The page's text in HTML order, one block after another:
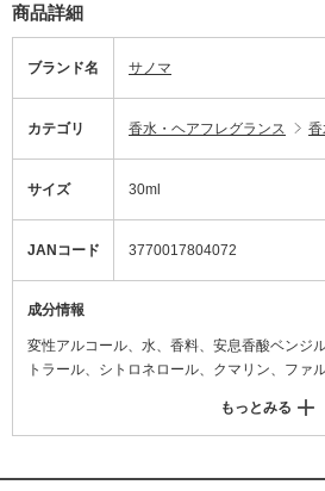
商品詳細
ブランド名 サノマ
カテゴリ 香水・ヘアフレグランス 香
サイズ 30ml
JANコード 3770017804072
成分情報
変性アルコール、水、香料、安息香酸ベンジ
トラール、シトロネロール、クマリン、ファ
キシジベンゾイルメタン、メトキシケイヒ酸
エチルヘキシル、トコフェロール、ヒマワリ
もっとみる